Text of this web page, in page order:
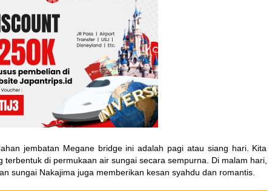
jembatan Megane bridge ini adalah pagi atau siang hari. Kita
terbentuk di permukaan air sungai secara sempurna. Di malam hari,
sungai Nakajima juga memberikan kesan syahdu dan romantis.